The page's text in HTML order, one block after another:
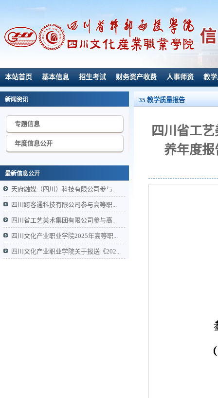
本站首页 基本信息 招生考试 财务资产收费 人事师资 教
新闻资讯
专题信息
年度信息公开
最新信息公开
天府融媒（四川）科技有限公司参与...
四川跨客通科技有限公司参与高等职...
四川省工艺美术集团有限公司参与高...
四川文化产业职业学院2025年高等职...
四川文化产业职业学院关于报送《202...
35 教学质量报告
四川省工
养年度报